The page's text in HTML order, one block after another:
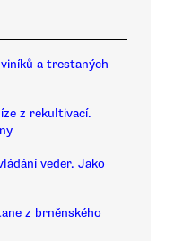
a trestaných
z rekultivací.
veder. Jako
z brněnského